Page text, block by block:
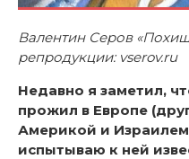
Валентин Серов
репродукции: vserov.ru
Недавно я заметил,
прожил в Европе
Америкой и
испытываю к ней